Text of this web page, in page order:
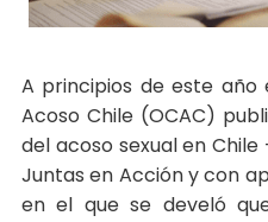
A principios de este
Acoso Chile (OCAC)
del acoso sexual en
Juntas en Acción y con
en el que se develó